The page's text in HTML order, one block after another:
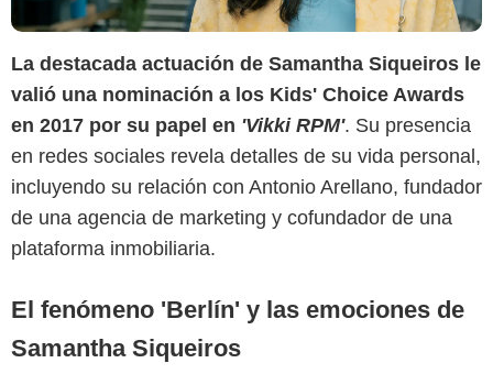
La destacada actuación de Samantha Siqueiros le
valió una nominación a los Kids' Choice Awards
en 2017 por su papel en 'Vikki RPM'. Su presencia
en redes sociales revela detalles de su vida personal,
incluyendo su relación con Antonio Arellano, fundador
de una agencia de marketing y cofundador de una
plataforma inmobiliaria.
El fenómeno 'Berlín' y las emociones de
Samantha Siqueiros
Netflix